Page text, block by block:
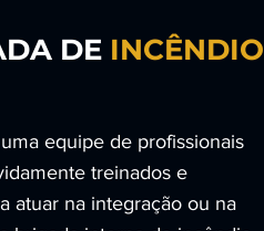
DE INCÊNDIO
equipe de profissionais
treinados e
atuar na integração ou na